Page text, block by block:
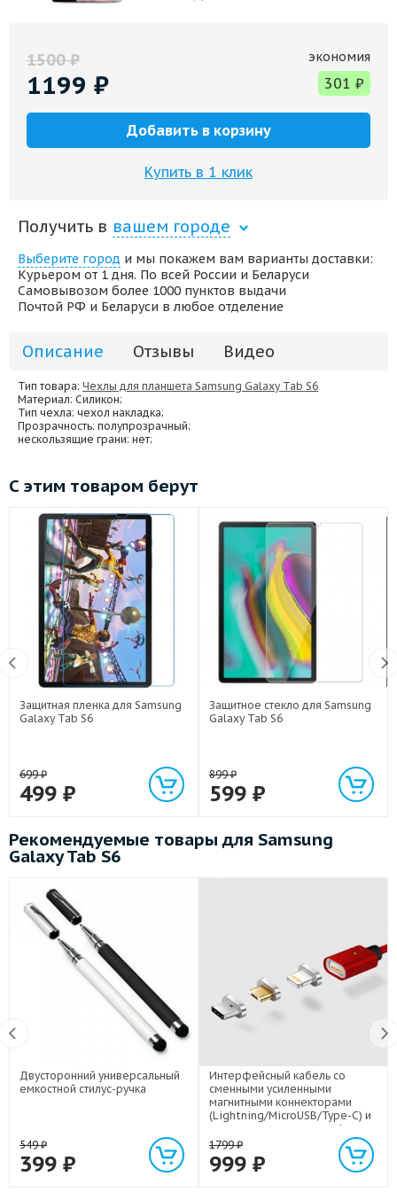
1500₽
1199 ₽
экономия
301 ₽
Добавить в корзину
Купить в 1 клик
Получить в вашем городе
Выберите город и мы покажем вам варианты доставки:
Курьером от 1 дня. По всей России и Беларуси
Самовывозом более 1000 пунктов выдачи
Почтой РФ и Беларуси в любое отделение
Описание Отзывы Видео
Тип товара: Чехлы для планшета Samsung Galaxy Tab S6
Материал: Силикон;
Тип чехла: чехол накладка;
Прозрачность: полупрозрачный;
нескользящие грани: нет;
С этим товаром берут
Защитная пленка для Samsung
Galaxy Tab S6
699₽
499 ₽
Защитное стекло для Samsung
Galaxy Tab S6
899₽
599 ₽
Рекомендуемые товары для Samsung
Galaxy Tab S6
Двусторонний универсальный
емкостной стилус-ручка
549₽
399 ₽
Интерфейсный кабель со
сменными усиленными
магнитными коннекторами
(Lightning/MicroUSB/Type-C) и
световым индикатором 1м
1799₽
999 ₽